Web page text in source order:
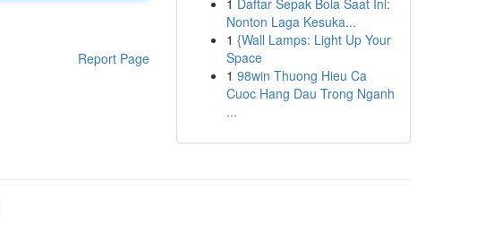
Report Page
1 Daftar Sepak Bola Saat Ini:
Nonton Laga Kesuka...
1 {Wall Lamps: Light Up Your
Space
1 98win Thuong Hieu Ca
Cuoc Hang Dau Trong Nganh
...